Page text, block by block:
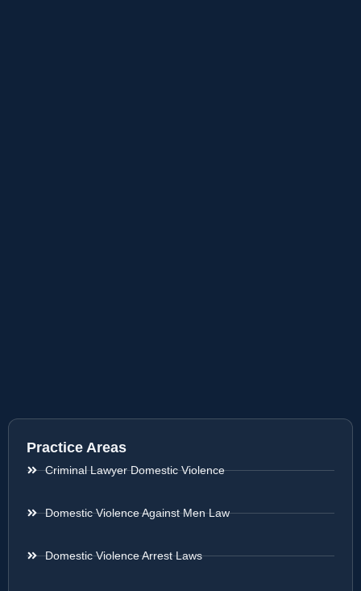
Practice Areas
Criminal Lawyer Domestic Violence
Domestic Violence Against Men Law
Domestic Violence Arrest Laws